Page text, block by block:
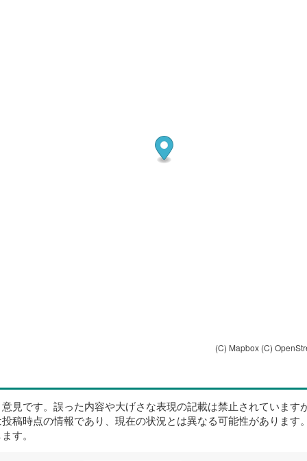
(C) Mapbox (C)
見です。誤った内容や大げさな表現の記載は禁止されています
稿時点の情報であり、現在の状況とは異なる可能性がありま
す。